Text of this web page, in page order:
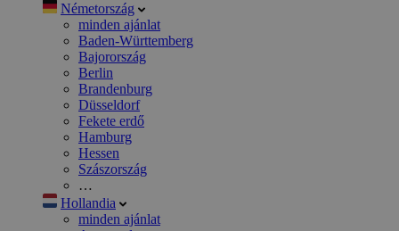
Németország
minden ajánlat
Baden-Württemberg
Bajorország
Berlin
Brandenburg
Düsseldorf
Fekete erdő
Hamburg
Hessen
Szászország
…
Hollandia
minden ajánlat